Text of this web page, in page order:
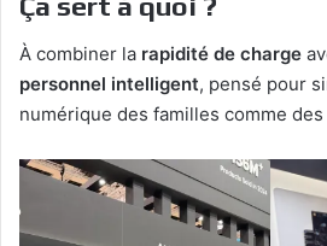
À combiner la rapidité de charge
personnel intelligent, pensé pour
numérique des familles comme